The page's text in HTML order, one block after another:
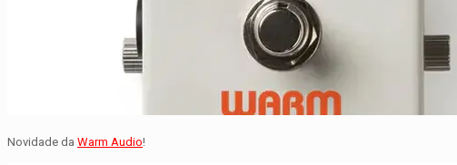
Novidade da Warm Audio!